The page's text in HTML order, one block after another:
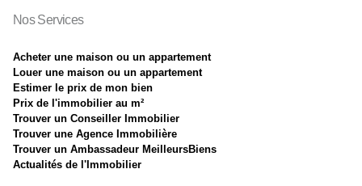
Nos Services
Acheter une maison ou un appartement
Louer une maison ou un appartement
Estimer le prix de mon bien
Prix de l'immobilier au m²
Trouver un Conseiller Immobilier
Trouver une Agence Immobilière
Trouver un Ambassadeur MeilleursBiens
Actualités de l'Immobilier